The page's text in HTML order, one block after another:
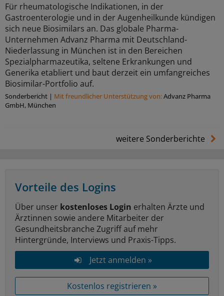
Für rheumatologische Indikationen, in der
Gastroenterologie und in der Augenheilkunde kündigen
sich neue Biosimilars an. Das globale Pharma-
Unternehmen Advanz Pharma mit Deutschland-
Niederlassung in München ist in den Bereichen
Spezialpharmazeutika, seltene Erkrankungen und
Generika etabliert und baut derzeit ein umfangreiches
Biosimilar-Portfolio auf.
Sonderbericht | Mit freundlicher Unterstützung von:Advanz Pharma
GmbH, München
weitere Sonderberichte
Vorteile des Logins
Über unser kostenloses Login erhalten Ärzte und
Ärztinnen sowie andere Mitarbeiter der
Gesundheitsbranche Zugriff auf mehr
Hintergründe, Interviews und Praxis-Tipps.
Jetzt anmelden »
Kostenlos registrieren »